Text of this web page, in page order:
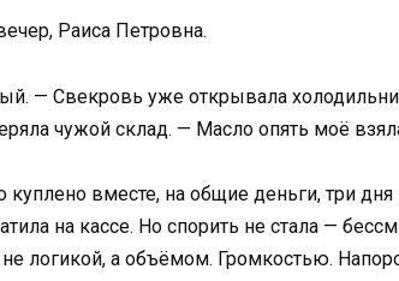
Раиса Петровна.
— Свекровь уже открывала
чужой склад. — Масло опять моё
вместе, на общие деньги, три дня
на кассе. Но спорить не стала —
логикой, а объёмом. Громкостью.